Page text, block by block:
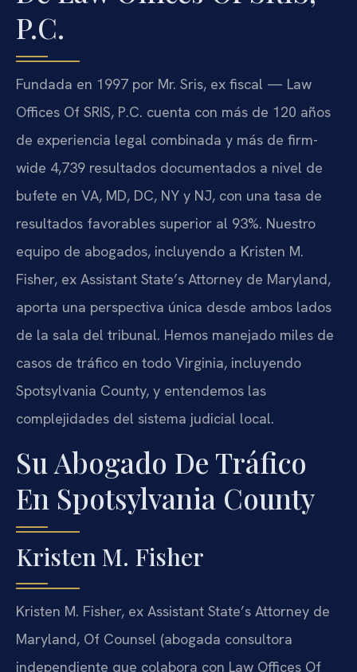
P.C.
Fundada en 1997 por Mr. Sris, ex fiscal — Law
Offices Of SRIS, P.C. cuenta con más de 120 años
de experiencia legal combinada y más de firm-
wide 4,739 resultados documentados a nivel de
bufete en VA, MD, DC, NY y NJ, con una tasa de
resultados favorables superior al 93%. Nuestro
equipo de abogados, incluyendo a Kristen M.
Fisher, ex Assistant State’s Attorney de Maryland,
aporta una perspectiva única desde ambos lados
de la sala del tribunal. Hemos manejado miles de
casos de tráfico en todo Virginia, incluyendo
Spotsylvania County, y entendemos las
complejidades del sistema judicial local.
Su Abogado De Tráfico
En Spotsylvania County
Kristen M. Fisher
Kristen M. Fisher, ex Assistant State’s Attorney de
Maryland, Of Counsel (abogada consultora
independiente que colabora con Law Offices Of